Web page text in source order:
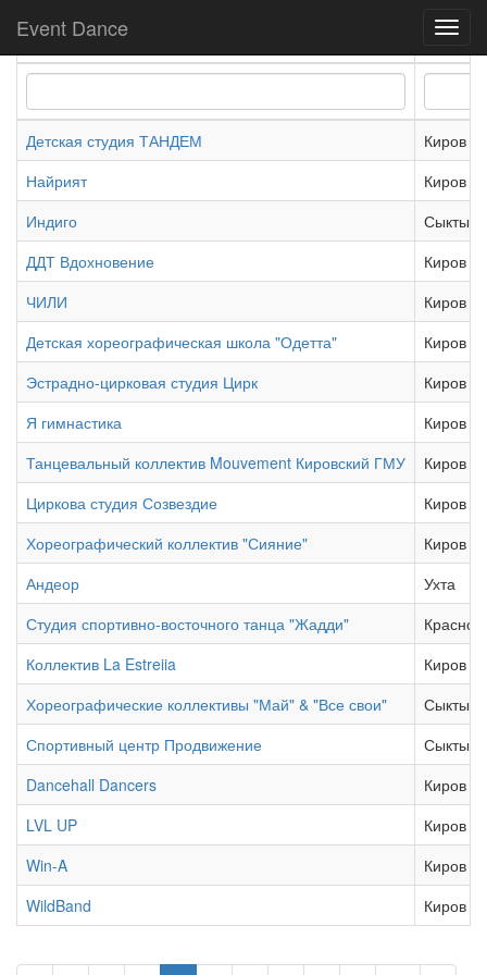
Event Dance
Название
Детская студия ТАНДЕМ
Киров
Найрият
Киров
Индиго
ДДТ Вдохновение
Киров
ЧИЛИ
Киров
Детская хореографическая школа "Одетта"
Киров
Эстрадно-цирковая студия Цирк
Киров
Я гимнастика
Киров
Танцевальный коллектив Mouvement Кировский ГМУ
Киров
Циркова студия Созвездие
Киров
Хореографический коллектив "Сияние"
Киров
Андеор
Ухта
Студия спортивно-восточного танца "Жадди"
Коллектив La Estreiia
Киров
Хореографические коллективы "Май" & "Все свои"
Спортивный центр Продвижение
Dancehall Dancers
Киров
LVL UP
Киров
Win-A
Киров
WildBand
Киров